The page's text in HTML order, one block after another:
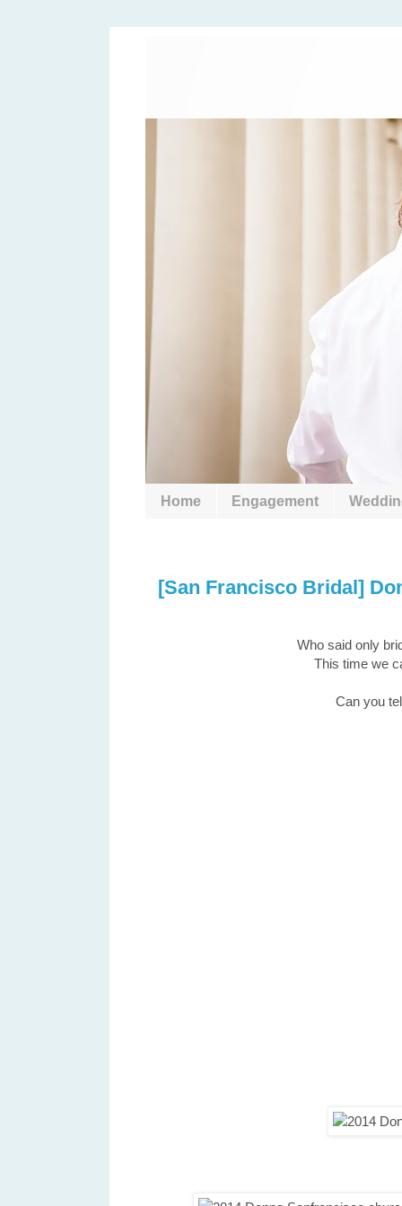
Home Engagement
[San Francisco Bridal]
Who said only
This time we
Can you